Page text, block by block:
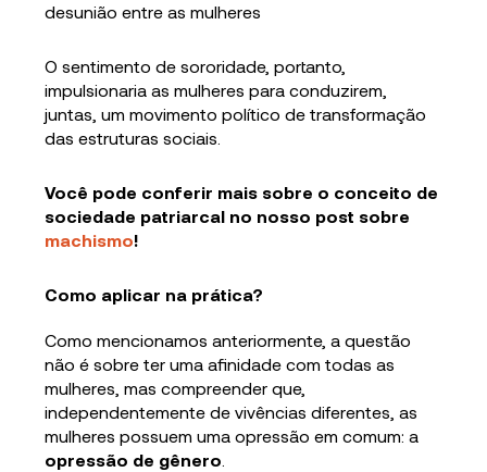
desunião entre as mulheres
O sentimento de sororidade, portanto,
impulsionaria as mulheres para conduzirem,
juntas, um movimento político de transformação
das estruturas sociais.
Você pode conferir mais sobre o conceito de
sociedade patriarcal no nosso post sobre
machismo!
Como aplicar na prática?
Como mencionamos anteriormente, a questão
não é sobre ter uma afinidade com todas as
mulheres, mas compreender que,
independentemente de vivências diferentes, as
mulheres possuem uma opressão em comum: a
opressão de gênero